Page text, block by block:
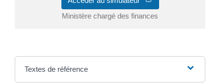
Ministère chargé des finances
Textes de référence